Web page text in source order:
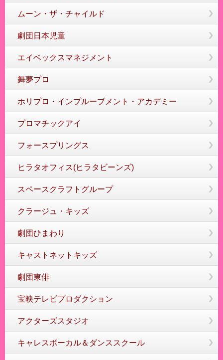
ムーン・ザ・チャイルド
劇団日本児童
エイベックスマネジメント
舞夢プロ
ホリプロ・インプルーブメント・アカデミー
プロマチックアイ
フォースプリングス
ヒラタオフィス(ヒラタビーンズ)
スペースクラフトグループ
クラージュ・キッズ
劇団ひまわり
キャストネットキッズ
劇団東俳
宝映テレビプロダクション
アクターズスタジオ
キャレスボーカル＆ダンススクール